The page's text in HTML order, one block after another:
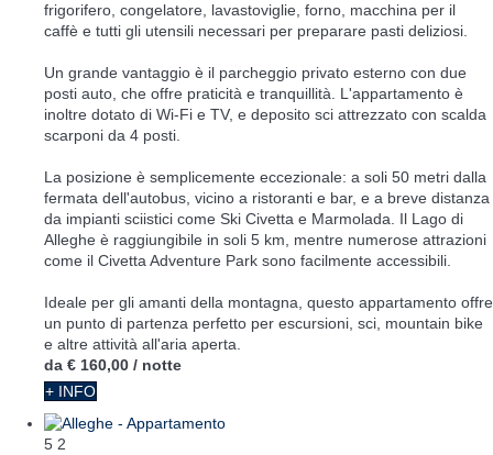
frigorifero, congelatore, lavastoviglie, forno, macchina per il
caffè e tutti gli utensili necessari per preparare pasti deliziosi.
Un grande vantaggio è il parcheggio privato esterno con due
posti auto, che offre praticità e tranquillità. L'appartamento è
inoltre dotato di Wi-Fi e TV, e deposito sci attrezzato con scalda
scarponi da 4 posti.
La posizione è semplicemente eccezionale: a soli 50 metri dalla
fermata dell'autobus, vicino a ristoranti e bar, e a breve distanza
da impianti sciistici come Ski Civetta e Marmolada. Il Lago di
Alleghe è raggiungibile in soli 5 km, mentre numerose attrazioni
come il Civetta Adventure Park sono facilmente accessibili.
Ideale per gli amanti della montagna, questo appartamento offre
un punto di partenza perfetto per escursioni, sci, mountain bike
e altre attività all'aria aperta.
da € 160,00 / notte
+ INFO
5 2